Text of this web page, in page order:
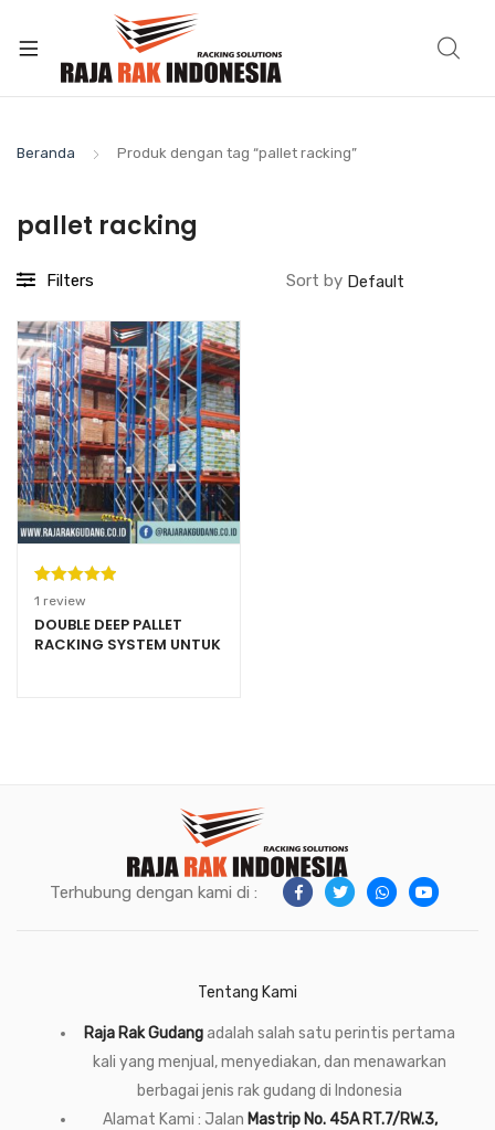
Beranda Produk dengan tag “pallet racking”
pallet racking
Filters Sort by
Peringkat
5.00 dari 5
berdasarka
11 review
DOUBLE DEEP PALLET
RACKING SYSTEM UNTUK
Terhubung dengan kami di :
Tentang Kami
Raja Rak Gudangadalah salah satu perintis pertama
kali yang menjual, menyediakan, dan menawarkan
berbagai jenis rak gudang di Indonesia
Alamat Kami : Jalan Mastrip No. 45A RT.7/RW.3,